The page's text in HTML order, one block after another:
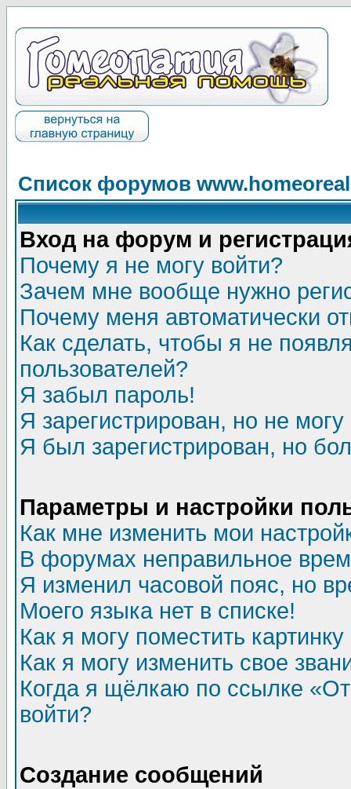
Список форумов
Вход на форум и
Почему я не могу войти?
Зачем мне вообще нужно
Почему меня автоматически
Как сделать, чтобы я не
пользователей?
Я забыл пароль!
Я зарегистрирован, но не могу
Я был зарегистрирован, но
Параметры и настройки
Как мне изменить мои
В форумах неправильное
Я изменил часовой пояс, но
Моего языка нет в списке!
Как я могу поместить
Как я могу изменить свое
Когда я щёлкаю по ссылке
войти?
Создание сообщений